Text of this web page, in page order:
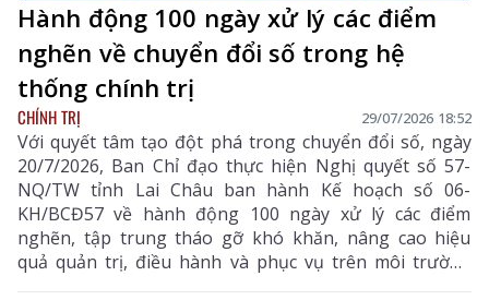
Hành động 100 ngày xử lý các điểm
nghẽn về chuyển đổi số trong hệ
thống chính trị
CHÍNH TRỊ 29/07/2026 18:52
Với quyết tâm tạo đột phá trong chuyển đổi số, ngày
20/7/2026, Ban Chỉ đạo thực hiện Nghị quyết số 57-
NQ/TW tỉnh Lai Châu ban hành Kế hoạch số 06-
KH/BCĐ57 về hành động 100 ngày xử lý các điểm
nghẽn, tập trung tháo gỡ khó khăn, nâng cao hiệu
quả quản trị, điều hành và phục vụ trên môi trường
số.